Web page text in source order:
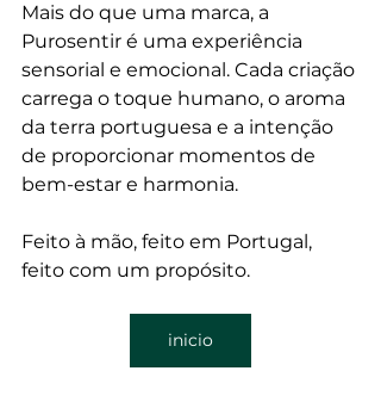
Mais do que uma marca, a
Purosentir é uma experiência
sensorial e emocional. Cada criação
carrega o toque humano, o aroma
da terra portuguesa e a intenção
de proporcionar momentos de
bem-estar e harmonia.
Feito à mão, feito em Portugal,
feito com um propósito.
inicio